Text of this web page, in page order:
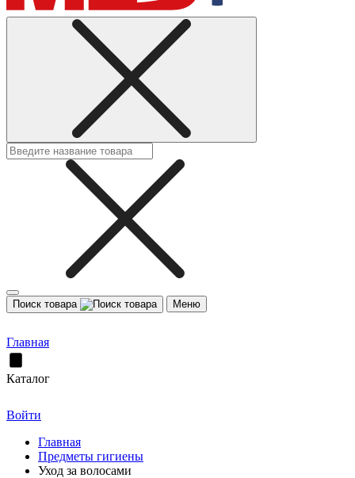
Поиск товара Меню
Главная
Каталог
Войти
Главная
Предметы гигиены
Уход за волосами